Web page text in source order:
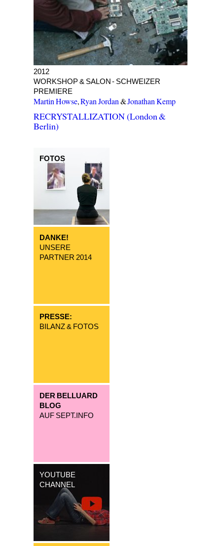
RECRYSTALLIZATION
2012
WORKSHOP & SALON - SCHWEIZER
PREMIERE
Martin Howse,Ryan Jordan&Jonathan Kemp
RECRYSTALLIZATION (London &
Berlin)
FOTOS
DANKE!
UNSERE
PARTNER 2014
PRESSE:
BILANZ & FOTOS
DER BELLUARD
BLOG
AUF SEPT.INFO
YOUTUBE
CHANNEL